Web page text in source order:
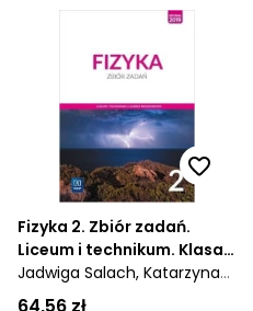
Fizyka 2. Zbiór zadań.
Liceum i technikum. Klasa
2. Zakres rozszerzony
Jadwiga Salach, Katarzyna
Nessing,Agnieszka Bożek